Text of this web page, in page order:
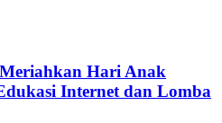
Hari Anak
Internet dan Lomba